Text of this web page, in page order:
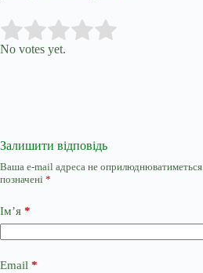
Rate this item:
No votes yet.
Залишити відповідь
Ваша e-mail адреса не оприлюднюватиметься.
позначені *
Ім’я *
Email *